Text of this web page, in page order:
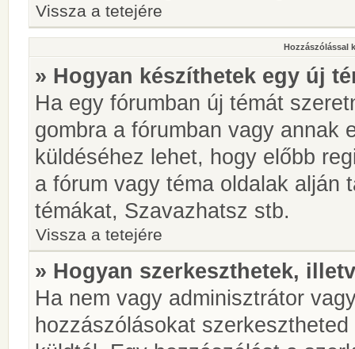
Vissza a tetejére
Hozzászólással
» Hogyan készíthetek egy új
Ha egy fórumban új témát
gombra a fórumban vagy annak
küldéséhez lehet, hogy előbb
a fórum vagy téma oldalak alján
témákat, Szavazhatsz stb.
Vissza a tetejére
» Hogyan szerkeszthetek,
Ha nem vagy adminisztrátor
hozzászólásokat